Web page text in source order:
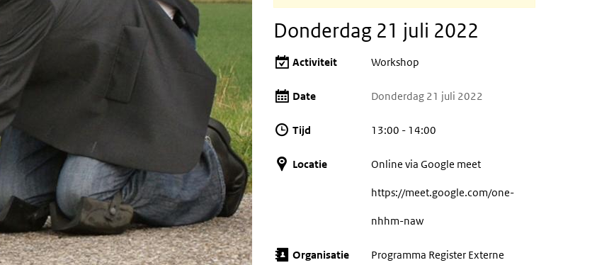
Donderdag 21 juli 2022
Activiteit Workshop
Date Donderdag 21 juli 2022
Tijd 13:00 - 14:00
Locatie Online via Google meet
https://meet.google.com/one-
nhhm-naw
Organisatie Programma Register Externe